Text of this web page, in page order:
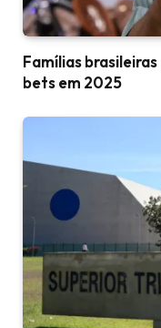
Famílias
bets em 2025